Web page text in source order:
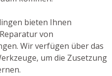
bieten Ihnen
von
Wir verfügen über das
um die Zusetzung